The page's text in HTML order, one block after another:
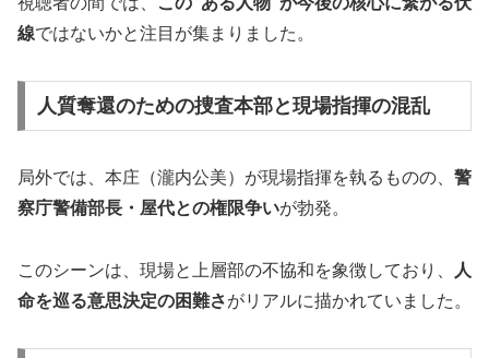
線ではないかと注目が集まりました。
人質奪還のための捜査本部と現場指揮の混乱
局外では、本庄（瀧内公美）が現場指揮を執るものの、 警
察庁警備部長・屋代との権限争いが勃発。
このシーンは、現場と上層部の不協和を象徴しており、
人
命を巡る意思決定の困難さがリアルに描かれていました。